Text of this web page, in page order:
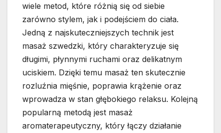
wiele metod, które różnią się od siebie
zarówno stylem, jak i podejściem do ciała.
Jedną z najskuteczniejszych technik jest
masaż szwedzki, który charakteryzuje się
długimi, płynnymi ruchami oraz delikatnym
uciskiem. Dzięki temu masaż ten skutecznie
rozluźnia mięśnie, poprawia krążenie oraz
wprowadza w stan głębokiego relaksu. Kolejną
popularną metodą jest masaż
aromaterapeutyczny, który łączy działanie